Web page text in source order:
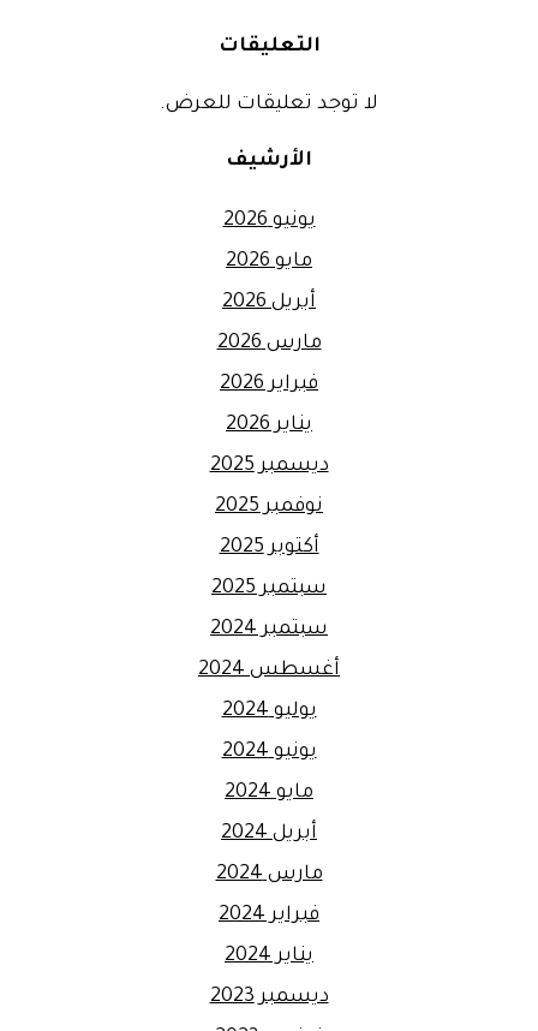
التعليقات
لا توجد تعليقات للعرض.
الأرشيف
يونيو 2026
مايو 2026
أبريل 2026
مارس 2026
فبراير 2026
يناير 2026
ديسمبر 2025
نوفمبر 2025
أكتوبر 2025
سبتمبر 2025
سبتمبر 2024
أغسطس 2024
يوليو 2024
يونيو 2024
مايو 2024
أبريل 2024
مارس 2024
فبراير 2024
يناير 2024
ديسمبر 2023